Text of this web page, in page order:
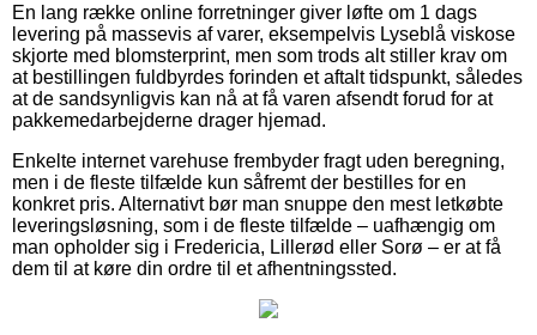
En lang række online forretninger giver løfte om 1 dags
levering på massevis af varer, eksempelvis Lyseblå viskose
skjorte med blomsterprint, men som trods alt stiller krav om
at bestillingen fuldbyrdes forinden et aftalt tidspunkt, således
at de sandsynligvis kan nå at få varen afsendt forud for at
pakkemedarbejderne drager hjemad.
Enkelte internet varehuse frembyder fragt uden beregning,
men i de fleste tilfælde kun såfremt der bestilles for en
konkret pris. Alternativt bør man snuppe den mest letkøbte
leveringsløsning, som i de fleste tilfælde – uafhængig om
man opholder sig i Fredericia, Lillerød eller Sorø – er at få
dem til at køre din ordre til et afhentningssted.